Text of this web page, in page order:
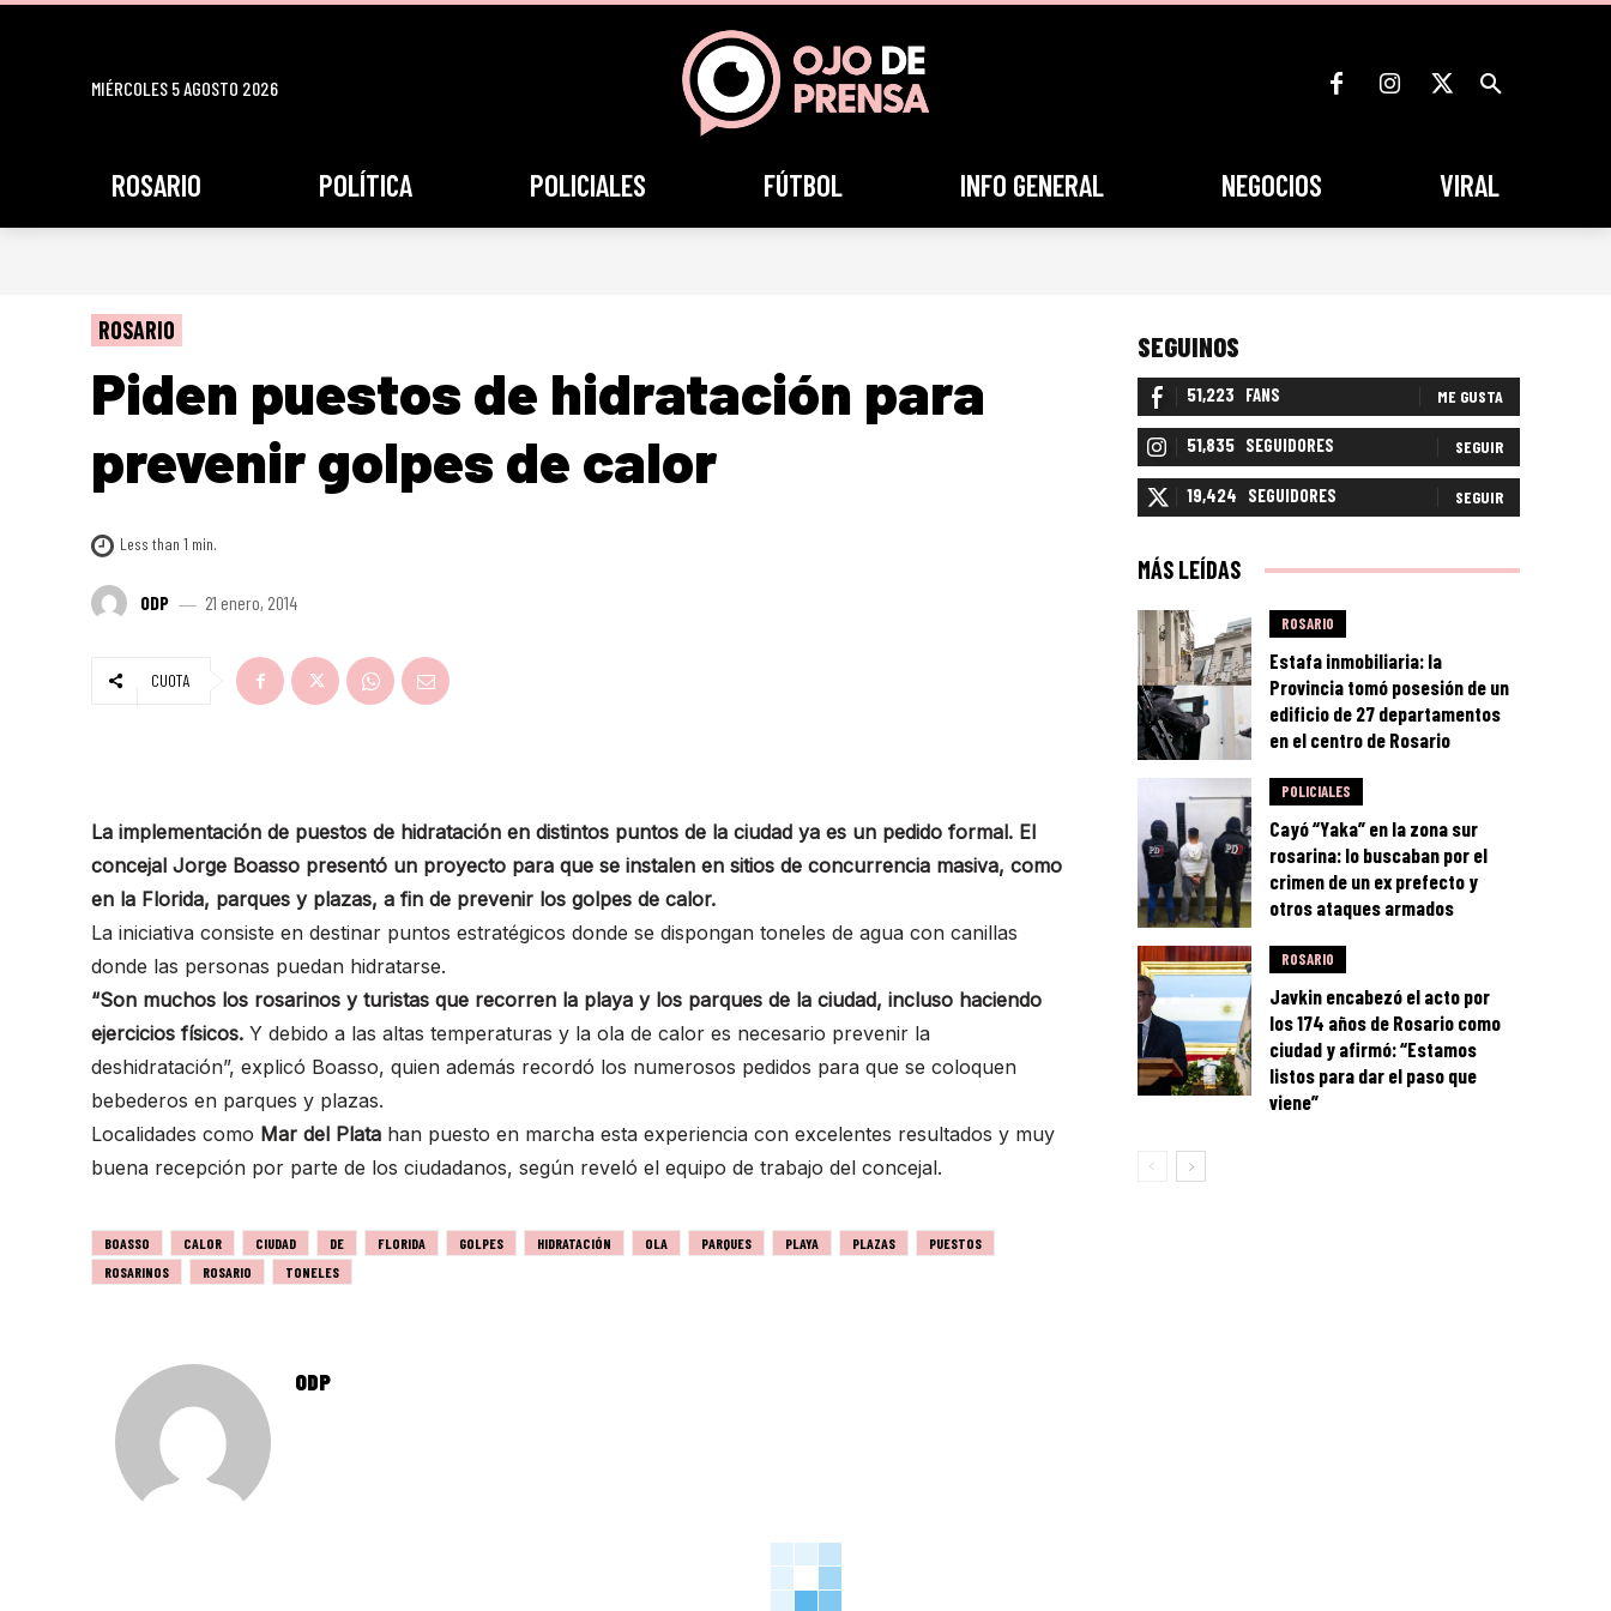
MIÉRCOLES 5 AGOSTO 2026
ROSARIO POLÍTICA POLICIALES FÚTBOL INFO GENERAL NEGOCIOS VIRAL
ROSARIO
Piden puestos de hidratación para
prevenir golpes de calor
Less than 1 min.
ODP 21 enero, 2014
CUOTA
La implementación de puestos de hidratación en distintos puntos de la ciudad ya es un pedido formal. El
concejal Jorge Boasso presentó un proyecto para que se instalen en sitios de concurrencia masiva, como
en la Florida, parques y plazas, a fin de prevenir los golpes de calor.
La iniciativa consiste en destinar puntos estratégicos donde se dispongan toneles de agua con canillas
donde las personas puedan hidratarse.
“Son muchos los rosarinos y turistas que recorren la playa y los parques de la ciudad, incluso haciendo
ejercicios físicos. Y debido a las altas temperaturas y la ola de calor es necesario prevenir la
deshidratación”, explicó Boasso, quien además recordó los numerosos pedidos para que se coloquen
bebederos en parques y plazas.
Localidades como Mar del Plata han puesto en marcha esta experiencia con excelentes resultados y muy
buena recepción por parte de los ciudadanos, según reveló el equipo de trabajo del concejal.
BOASSO CALOR CIUDAD DE FLORIDA GOLPES HIDRATACIÓN OLA PARQUES PLAYA PLAZAS
PUESTOS
ROSARINOS
ROSARIO TONELES
ODP
SEGUINOS
51,223 FANS ME GUSTA
51,835 SEGUIDORES SEGUIR
19,424 SEGUIDORES SEGUIR
MÁS LEÍDAS
ROSARIO
Estafa inmobiliaria: la
Provincia tomó posesión de un
edificio de 27 departamentos
en el centro de Rosario
POLICIALES
Cayó “Yaka” en la zona sur
rosarina: lo buscaban por el
crimen de un ex prefecto y
otros ataques armados
ROSARIO
Javkin encabezó el acto por
los 174 años de Rosario como
ciudad y afirmó: “Estamos
listos para dar el paso que
viene”